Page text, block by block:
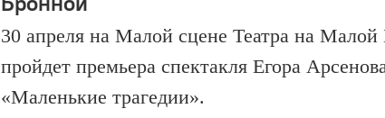
30 апреля на Малой сцене Театра на
пройдет премьера спектакля Егора
«Маленькие трагедии».